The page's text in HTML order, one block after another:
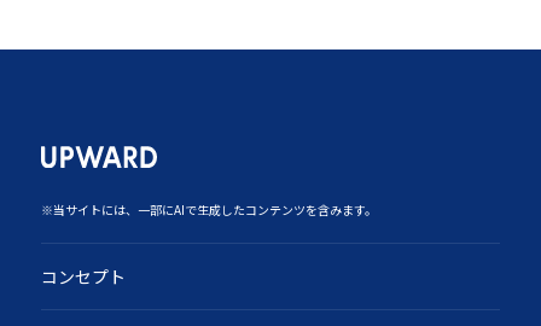
‍※当サイトには、一部にAIで生成したコンテンツを含みます。
コンセプト